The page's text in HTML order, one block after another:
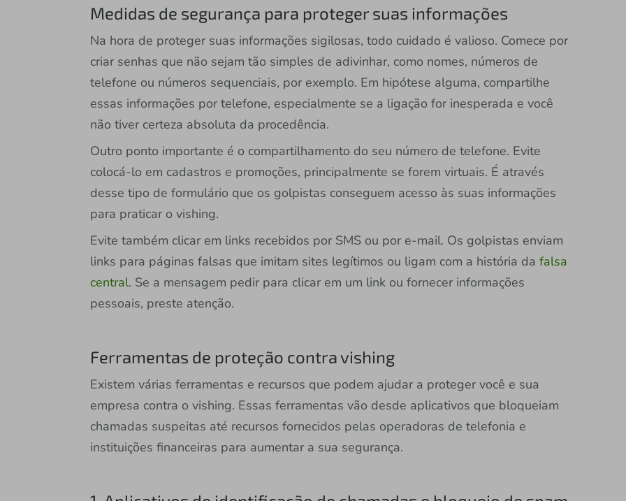
Medidas de segurança para proteger suas informações
Na hora de proteger suas informações sigilosas, todo cuidado é valioso. Comece por
criar senhas que não sejam tão simples de adivinhar, como nomes, números de
telefone ou números sequenciais, por exemplo. Em hipótese alguma, compartilhe
essas informações por telefone, especialmente se a ligação for inesperada e você
não tiver certeza absoluta da procedência.
Outro ponto importante é o compartilhamento do seu número de telefone. Evite
colocá-lo em cadastros e promoções, principalmente se forem virtuais. É através
desse tipo de formulário que os golpistas conseguem acesso às suas informações
para praticar o vishing.
Evite também clicar em links recebidos por SMS ou por e-mail. Os golpistas enviam
links para páginas falsas que imitam sites legítimos ou ligam com a história da falsa
central. Se a mensagem pedir para clicar em um link ou fornecer informações
pessoais, preste atenção.
Ferramentas de proteção contra vishing
Existem várias ferramentas e recursos que podem ajudar a proteger você e sua
empresa contra o vishing. Essas ferramentas vão desde aplicativos que bloqueiam
chamadas suspeitas até recursos fornecidos pelas operadoras de telefonia e
instituições financeiras para aumentar a sua segurança.